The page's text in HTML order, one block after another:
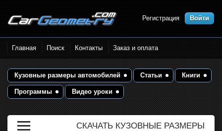
Размеры кузова автомобилей.
Контрольные точки и кузовные
размеры. Геометрия кузова
Регистрация Войти
Главная Поиск Контакты Заказ и оплата
Кузовные размеры автомобилей Статьи Книги
Программы Видео уроки
СКАЧАТЬ КУЗОВНЫЕ РАЗМЕРЫ